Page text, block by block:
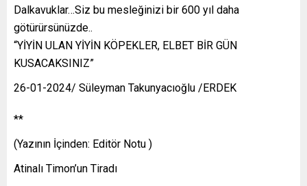
Dalkavuklar…Siz bu mesleğinizi bir 600 yıl daha
götürürsünüzde..
“YİYİN ULAN YİYİN KÖPEKLER, ELBET BİR GÜN
KUSACAKSINIZ”
26-01-2024/ Süleyman Takunyacıoğlu /ERDEK
**
(Yazının İçinden: Editör Notu )
Atinalı Timon’un Tiradı